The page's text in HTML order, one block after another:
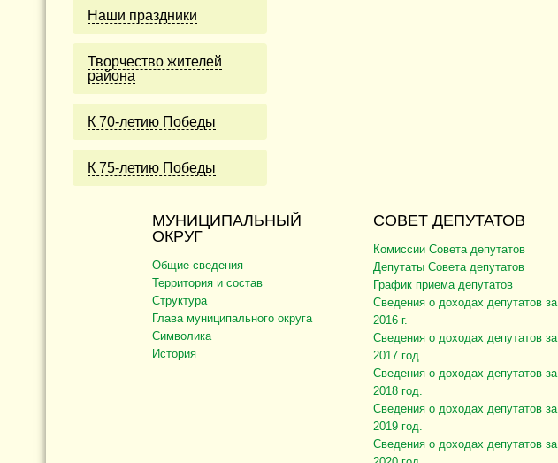
Наши праздники
Творчество жителей
района
К 70-летию Победы
К 75-летию Победы
МУНИЦИПАЛЬНЫЙ
ОКРУГ
Общие сведения
Территория и состав
Структура
Глава муниципального округа
Символика
История
СОВЕТ ДЕПУТАТОВ
Комиссии Совета депутатов
Депутаты Совета депутатов
График приема депутатов
Сведения о доходах депутатов за
2016 г.
Сведения о доходах депутатов за
2017 год.
Сведения о доходах депутатов за
2018 год.
Сведения о доходах депутатов за
2019 год.
Сведения о доходах депутатов за